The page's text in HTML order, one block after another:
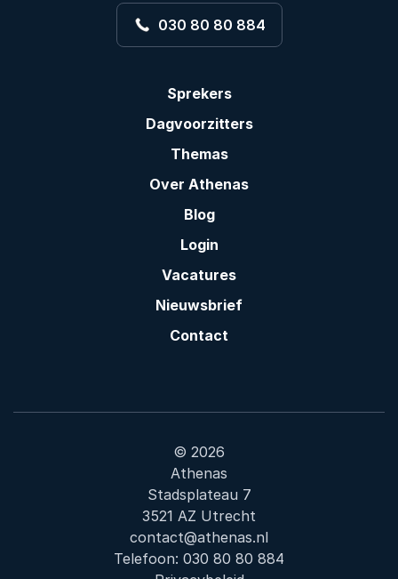
030 80 80 884
Sprekers
Dagvoorzitters
Themas
Over Athenas
Blog
Login
Vacatures
Nieuwsbrief
Contact
© 2026
Athenas
Stadsplateau 7
3521 AZ Utrecht
contact@athenas.nl
Telefoon: 030 80 80 884